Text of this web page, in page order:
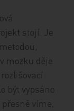
stojí. Je
mozku děje
být vypsáno
víme,